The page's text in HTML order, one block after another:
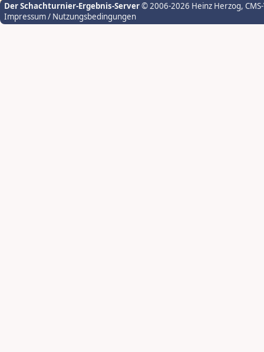
Der Schachturnier-Ergebnis-Server© 2006-2026 Heinz Herzog,
Impressum / Nutzungsbedingungen